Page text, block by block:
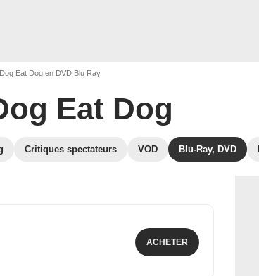
Dog Eat Dog en DVD Blu Ray
Eat Dog
Critiques spectateurs VOD Blu-Ray, DVD
ACHETER